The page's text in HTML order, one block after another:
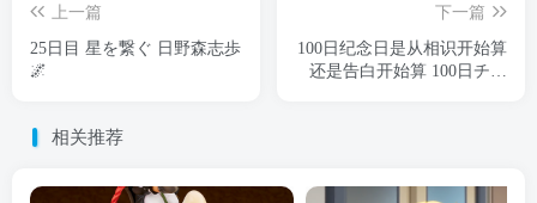
上一篇
25日目 星を繋ぐ 日野森志歩
🌌
下一篇
100日纪念日是从相识开始算
还是告白开始算 100日チャ
相关推荐